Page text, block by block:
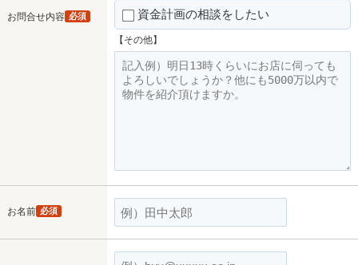
お問合せ内容 必須 資金計画の相談をしたい
【その他】
お名前 必須